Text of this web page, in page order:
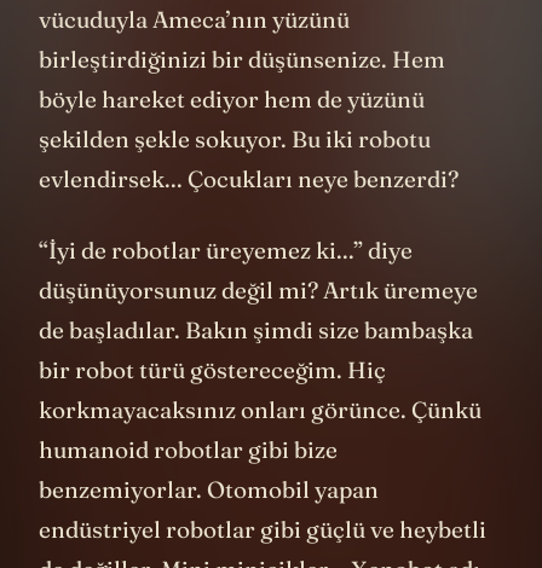
vücuduyla Ameca’nın yüzünü
birleştirdiğinizi bir düşünsenize. Hem
böyle hareket ediyor hem de yüzünü
şekilden şekle sokuyor. Bu iki robotu
evlendirsek... Çocukları neye benzerdi?
“İyi de robotlar üreyemez ki...” diye
düşünüyorsunuz değil mi? Artık üremeye
de başladılar. Bakın şimdi size bambaşka
bir robot türü göstereceğim. Hiç
korkmayacaksınız onları görünce. Çünkü
humanoid robotlar gibi bize
benzemiyorlar. Otomobil yapan
endüstriyel robotlar gibi güçlü ve heybetli